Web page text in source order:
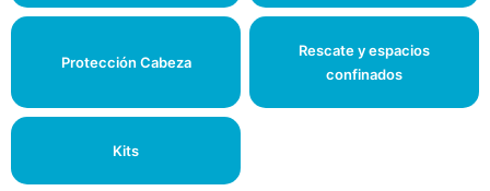
Protección Cabeza
Rescate y espacios
confinados
Kits